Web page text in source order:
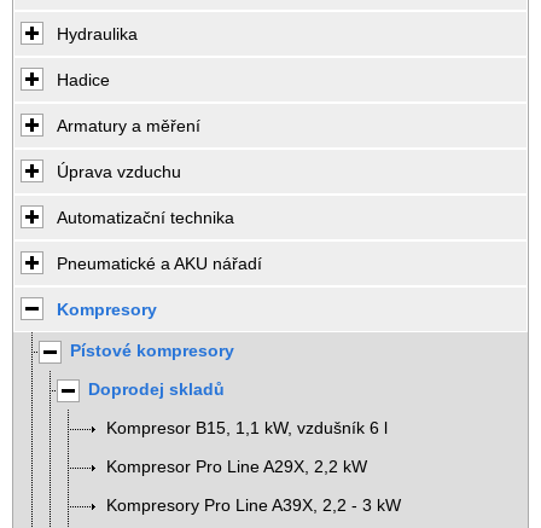
Hydraulika
Hadice
Armatury a měření
Úprava vzduchu
Automatizační technika
Pneumatické a AKU nářadí
Kompresory
Pístové kompresory
Doprodej skladů
Kompresor B15, 1,1 kW, vzdušník 6 l
Kompresor Pro Line A29X, 2,2 kW
Kompresory Pro Line A39X, 2,2 - 3 kW